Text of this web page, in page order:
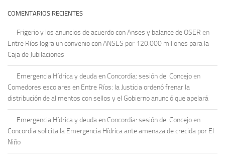
COMENTARIOS RECIENTES
Frigerio y los anuncios de acuerdo con Anses y balance de OSER en
Entre Ríos logra un convenio con ANSES por 120.000 millones para la
Caja de Jubilaciones
Emergencia Hídrica y deuda en Concordia: sesión del Concejo en
Comedores escolares en Entre Ríos: la Justicia ordenó frenar la
distribución de alimentos con sellos y el Gobierno anunció que apelará
Emergencia Hídrica y deuda en Concordia: sesión del Concejo en
Concordia solicita la Emergencia Hídrica ante amenaza de crecida por El
Niño